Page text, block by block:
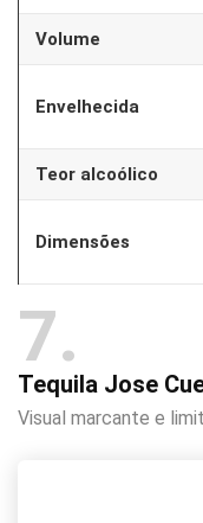
Volume
Envelhecida
Teor alcoólico
Dimensões
7
Tequila Jose
Visual marcante e